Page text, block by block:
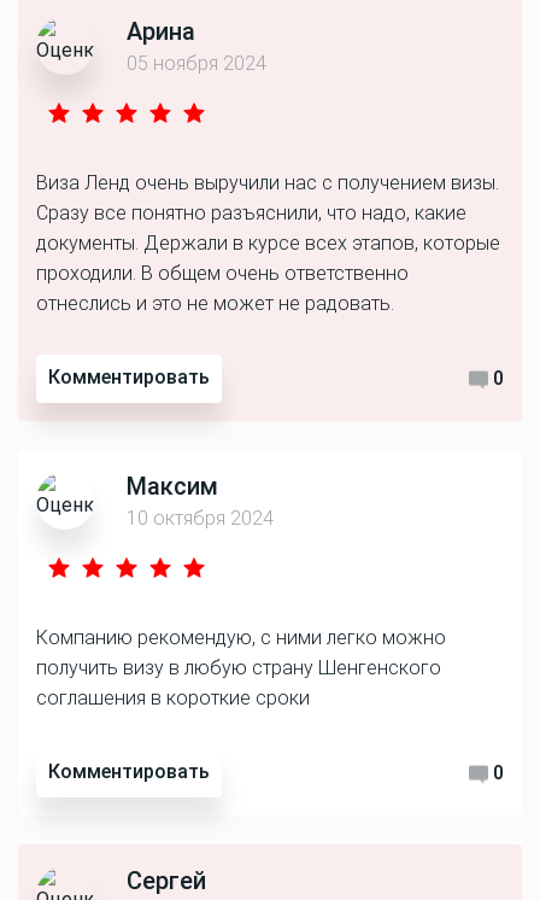
Арина
05 ноября 2024
Виза Ленд очень выручили нас с получением визы.
Сразу все понятно разъяснили, что надо, какие
документы. Держали в курсе всех этапов, которые
проходили. В общем очень ответственно
отнеслись и это не может не радовать.
Комментировать 0
Максим
10 октября 2024
Компанию рекомендую, с ними легко можно
получить визу в любую страну Шенгенского
соглашения в короткие сроки
Комментировать 0
Сергей